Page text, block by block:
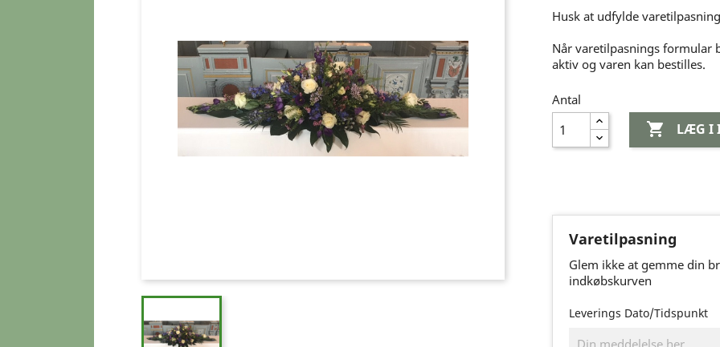
Husk at udfylde
Når varetilpasnings formular
aktiv og varen kan bestilles.
Antal
 LÆG I
Varetilpasning
Glem ikke at gemme din
indkøbskurven
Leverings Dato/Tidspunkt